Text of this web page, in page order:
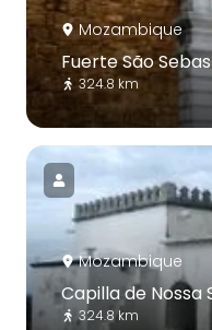
Mozambique
Fuerte São
324.8 km
Mozambique
Capilla de Nossa
324.8 km